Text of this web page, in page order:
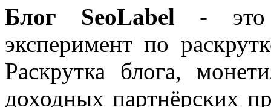
Блог SeoLabel - это
эксперимент по
Раскрутка блога,
доходных партнёрских